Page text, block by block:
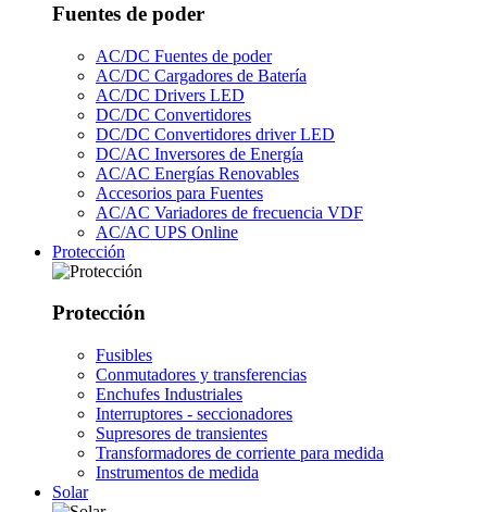
Fuentes de poder
AC/DC Fuentes de poder
AC/DC Cargadores de Batería
AC/DC Drivers LED
DC/DC Convertidores
DC/DC Convertidores driver LED
DC/AC Inversores de Energía
AC/AC Energías Renovables
Accesorios para Fuentes
AC/AC Variadores de frecuencia VDF
AC/AC UPS Online
Protección
Protección
Fusibles
Conmutadores y transferencias
Enchufes Industriales
Interruptores - seccionadores
Supresores de transientes
Transformadores de corriente para medida
Instrumentos de medida
Solar